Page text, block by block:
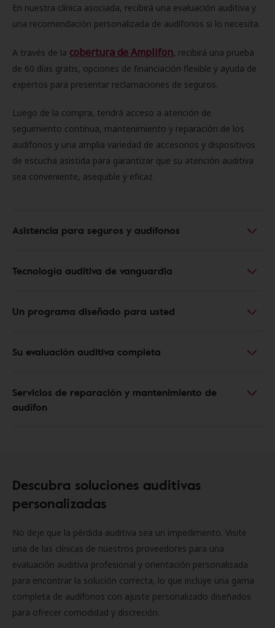
En nuestra clínica asociada, recibirá una evaluación auditiva y
una recomendación personalizada de audífonos si lo necesita.
A través de la cobertura de Amplifon, recibirá una prueba
de 60 días gratis, opciones de financiación flexible y ayuda de
expertos para presentar reclamaciones de seguros.
Luego de la compra, tendrá acceso a atención de
seguimiento continua, mantenimiento y reparación de los
audífonos y una amplia variedad de accesorios y dispositivos
de escucha asistida para garantizar que su atención auditiva
sea conveniente, asequible y eficaz.
Asistencia para seguros y audífonos
Tecnología auditiva de vanguardia
Un programa diseñado para usted
Su evaluación auditiva completa
Servicios de reparación y mantenimiento de
audífon
Descubra soluciones auditivas
personalizadas
No deje que la pérdida auditiva sea un impedimento. Visite
una de las clínicas de nuestros proveedores para una
evaluación auditiva profesional y orientación personalizada
para encontrar la solución correcta, lo que incluye una gama
completa de audífonos con ajuste personalizado diseñados
para ofrecer comodidad y discreción.